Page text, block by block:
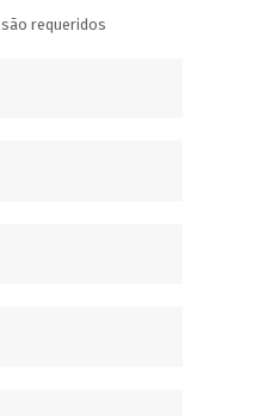
são requeridos